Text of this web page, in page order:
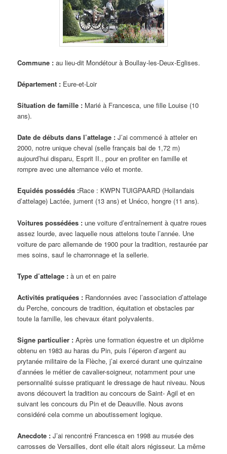
Commune : au lieu-dit Mondétour à Boullay-les-Deux-Eglises.
Département : Eure-et-Loir
Situation de famille : Marié à Francesca, une fille Louise (10
ans).
Date de débuts dans l’attelage : J’ai commencé à atteler en
2000, notre unique cheval (selle français bai de 1,72 m)
aujourd’hui disparu, Esprit II., pour en profiter en famille et
rompre avec une alternance vélo et monte.
Equidés possédés :Race : KWPN TUIGPAARD (Hollandais
d’attelage) Lactée, jument (13 ans) et Unéco, hongre (11 ans).
Voitures possédées : une voiture d’entraînement à quatre roues
assez lourde, avec laquelle nous attelons toute l’année. Une
voiture de parc allemande de 1900 pour la tradition, restaurée par
mes soins, sauf le charronnage et la sellerie.
Type d’attelage : à un et en paire
Activités pratiquées : Randonnées avec l’association d’attelage
du Perche, concours de tradition, équitation et obstacles par
toute la famille, les chevaux étant polyvalents.
Signe particulier : Après une formation équestre et un diplôme
obtenu en 1983 au haras du Pin, puis l’éperon d’argent au
prytanée militaire de la Flèche, j’ai exercé durant une quinzaine
d’années le métier de cavalier-soigneur, notamment pour une
personnalité suisse pratiquant le dressage de haut niveau. Nous
avons découvert la tradition au concours de Saint- Agil et en
suivant les concours du Pin et de Deauville. Nous avons
considéré cela comme un aboutissement logique.
Anecdote : J’ai rencontré Francesca en 1998 au musée des
carrosses de Versailles, dont elle était alors régisseur. La même